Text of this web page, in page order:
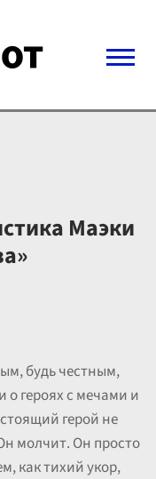
Маэки
будь честным,
героях с мечами и
герой не
молчит. Он просто
как тихий укор,